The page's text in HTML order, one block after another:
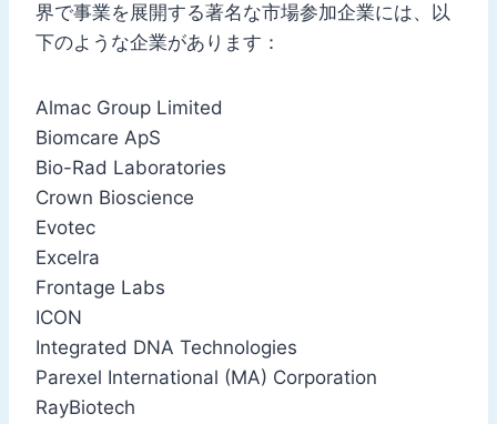
界で事業を展開する著名な市場参加企業には、以
下のような企業があります：
Almac Group Limited
Biomcare ApS
Bio-Rad Laboratories
Crown Bioscience
Evotec
Excelra
Frontage Labs
ICON
Integrated DNA Technologies
Parexel International (MA) Corporation
RayBiotech